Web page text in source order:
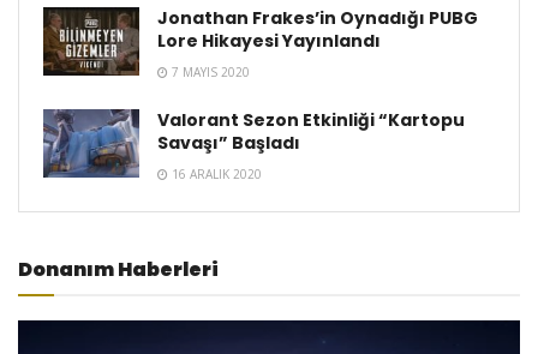
Jonathan Frakes’in Oynadığı PUBG
Lore Hikayesi Yayınlandı
7 MAYIS 2020
Valorant Sezon Etkinliği “Kartopu
Savaşı” Başladı
16 ARALIK 2020
Donanım Haberleri